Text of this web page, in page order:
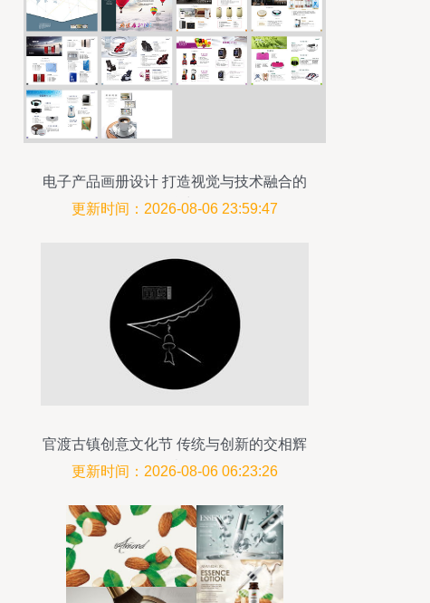
电子产品画册设计 打造视觉与技术融合的
品牌力
更新时间：2026-08-06 23:59:47
官渡古镇创意文化节 传统与创新的交相辉
映
更新时间：2026-08-06 06:23:26